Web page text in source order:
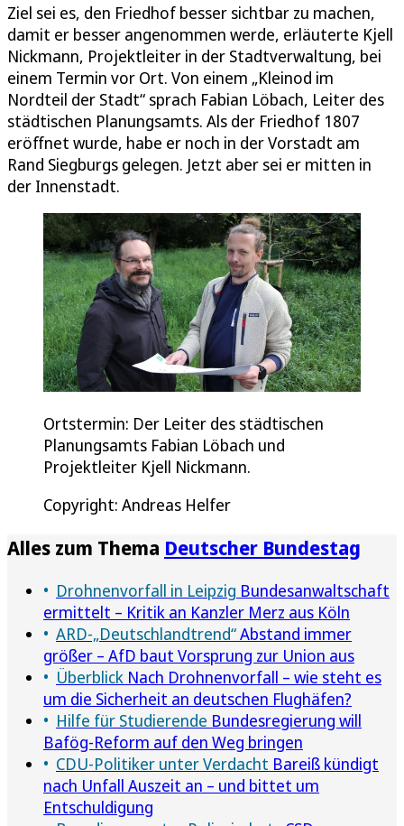
Ziel sei es, den Friedhof besser sichtbar zu machen,
damit er besser angenommen werde, erläuterte Kjell
Nickmann, Projektleiter in der Stadtverwaltung, bei
einem Termin vor Ort. Von einem „Kleinod im
Nordteil der Stadt“ sprach Fabian Löbach, Leiter des
städtischen Planungsamts. Als der Friedhof 1807
eröffnet wurde, habe er noch in der Vorstadt am
Rand Siegburgs gelegen. Jetzt aber sei er mitten in
der Innenstadt.
Ortstermin: Der Leiter des städtischen
Planungsamts Fabian Löbach und
Projektleiter Kjell Nickmann.
Copyright: Andreas Helfer
Alles zum Thema Deutscher Bundestag
Drohnenvorfall in Leipzig Bundesanwaltschaft
ermittelt – Kritik an Kanzler Merz aus Köln
ARD-„Deutschlandtrend“Abstand immer
größer – AfD baut Vorsprung zur Union aus
Überblick Nach Drohnenvorfall – wie steht es
um die Sicherheit an deutschen Flughäfen?
Hilfe für Studierende Bundesregierung will
Bafög-Reform auf den Weg bringen
CDU-Politiker unter Verdacht Bareiß kündigt
nach Unfall Auszeit an – und bittet um
Entschuldigung